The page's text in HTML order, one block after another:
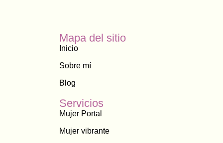
Mapa del sitio
Inicio
Sobre mí
Blog
Servicios
Mujer Portal
Mujer vibrante